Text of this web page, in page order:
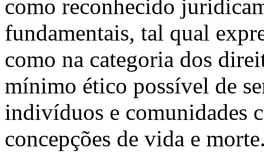
como reconhecido
fundamentais, tal qual
como na categoria dos
mínimo ético possível de
indivíduos e comunidades
concepções de vida e